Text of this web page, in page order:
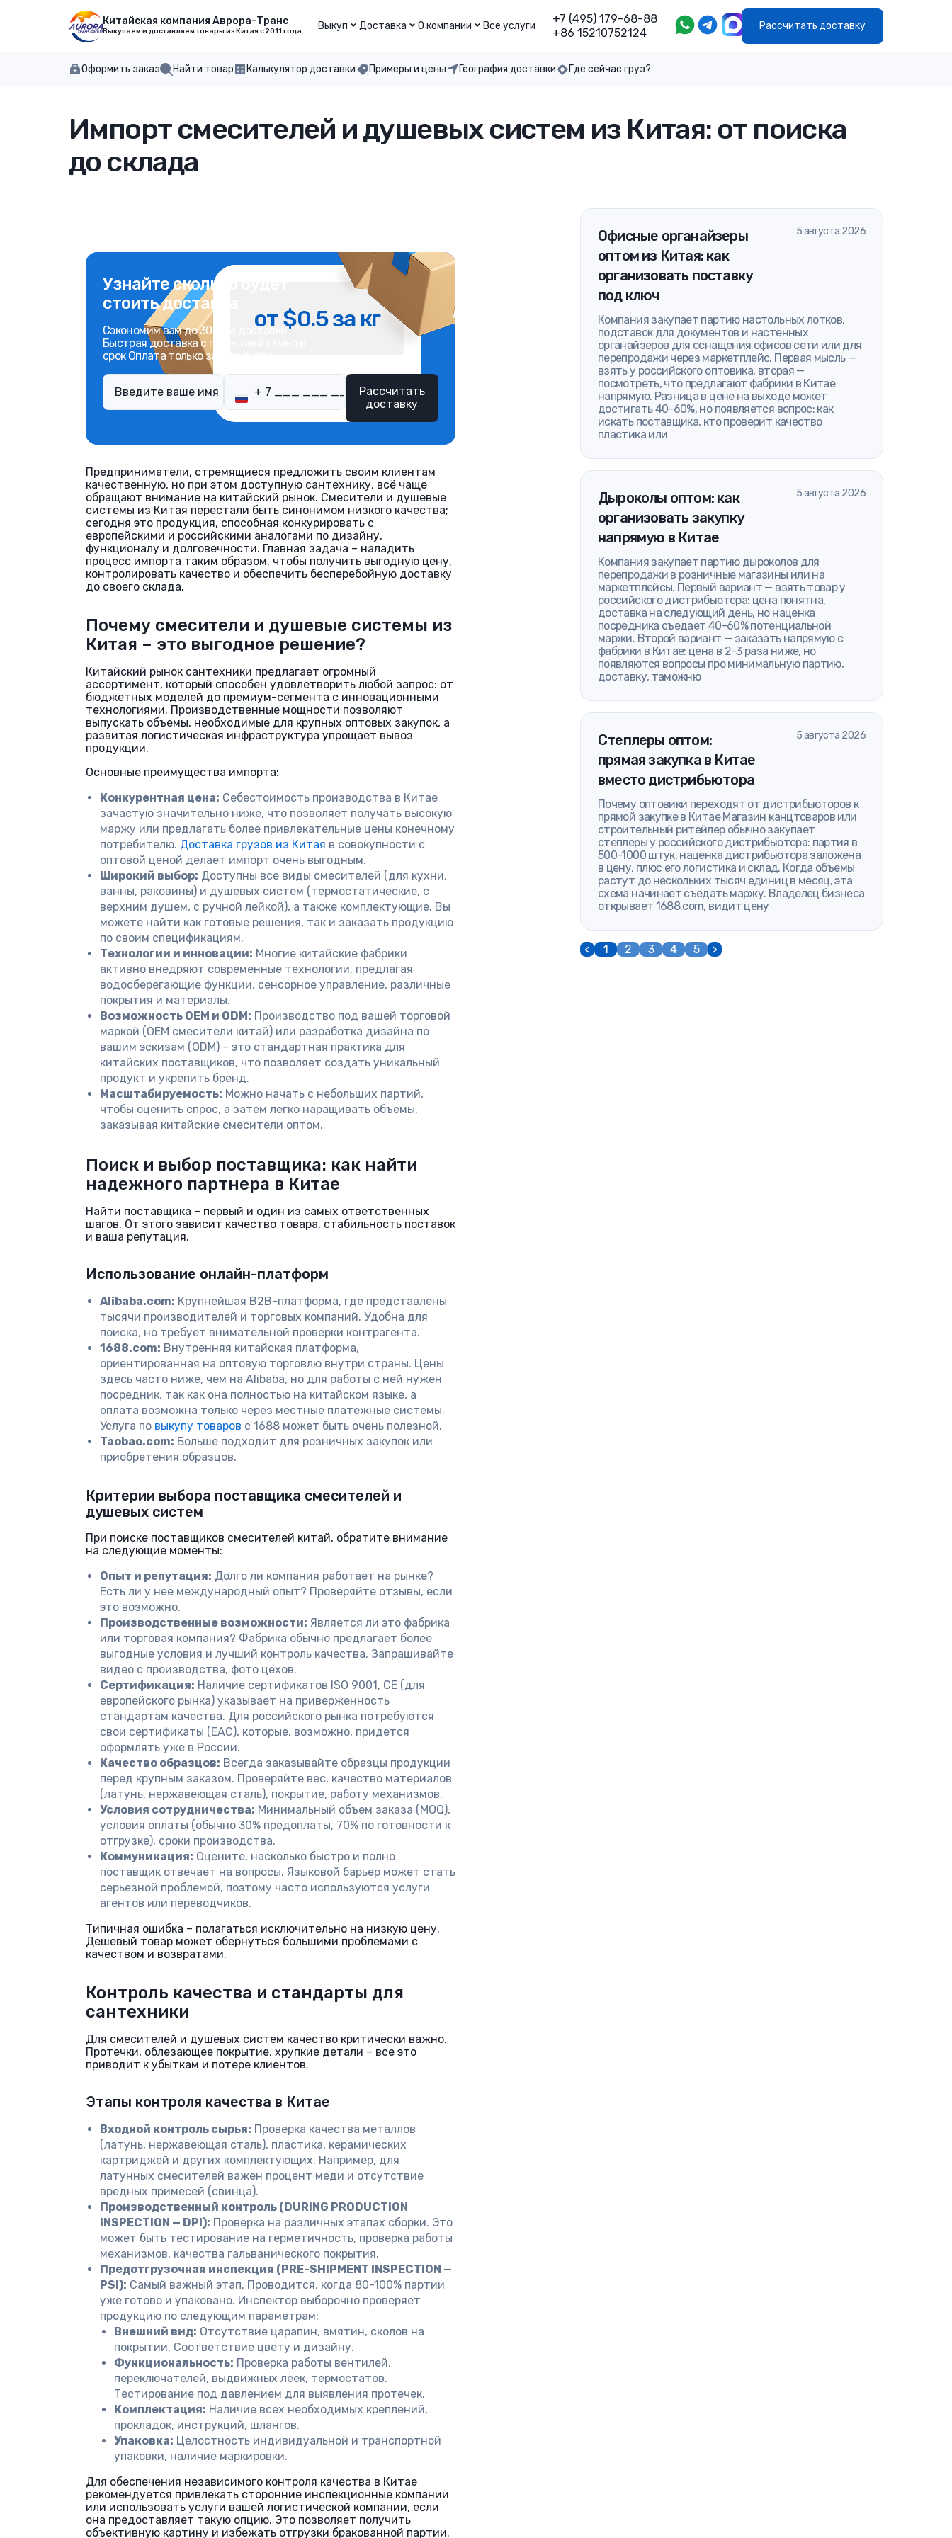
Китайская компания Аврора-Транс
Выкупаем и доставляем товары из Китая с 2011 года Выкуп Доставка О компании Все услуги
+7 (495) 179-68-88
+86 15210752124
Рассчитать доставку
Оформить заказ Найти товар Калькулятор доставки Примеры и цены География доставки Где сейчас груз?
Импорт смесителей и душевых систем из Китая: от поиска
до склада
Узнайте сколько будет
стоить доставка
Сэкономим вам до 30% на доставке
Быстрая доставка с гарантией точно в
срок Оплата только за результат
Рассчитать
доставку
от $0.5 за кг
Предприниматели, стремящиеся предложить своим клиентам
качественную, но при этом доступную сантехнику, всё чаще
обращают внимание на китайский рынок. Смесители и душевые
системы из Китая перестали быть синонимом низкого качества;
сегодня это продукция, способная конкурировать с
европейскими и российскими аналогами по дизайну,
функционалу и долговечности. Главная задача – наладить
процесс импорта таким образом, чтобы получить выгодную цену,
контролировать качество и обеспечить бесперебойную доставку
до своего склада.
Почему смесители и душевые системы из
Китая – это выгодное решение?
Китайский рынок сантехники предлагает огромный
ассортимент, который способен удовлетворить любой запрос: от
бюджетных моделей до премиум-сегмента с инновационными
технологиями. Производственные мощности позволяют
выпускать объемы, необходимые для крупных оптовых закупок, а
развитая логистическая инфраструктура упрощает вывоз
продукции.
Основные преимущества импорта:
Конкурентная цена: Себестоимость производства в Китае
зачастую значительно ниже, что позволяет получать высокую
маржу или предлагать более привлекательные цены конечному
потребителю. Доставка грузов из Китая в совокупности с
оптовой ценой делает импорт очень выгодным.
Широкий выбор: Доступны все виды смесителей (для кухни,
ванны, раковины) и душевых систем (термостатические, с
верхним душем, с ручной лейкой), а также комплектующие. Вы
можете найти как готовые решения, так и заказать продукцию
по своим спецификациям.
Технологии и инновации: Многие китайские фабрики
активно внедряют современные технологии, предлагая
водосберегающие функции, сенсорное управление, различные
покрытия и материалы.
Возможность OEM и ODM: Производство под вашей торговой
маркой (OEM смесители китай) или разработка дизайна по
вашим эскизам (ODM) – это стандартная практика для
китайских поставщиков, что позволяет создать уникальный
продукт и укрепить бренд.
Масштабируемость: Можно начать с небольших партий,
чтобы оценить спрос, а затем легко наращивать объемы,
заказывая китайские смесители оптом.
Поиск и выбор поставщика: как найти
надежного партнера в Китае
Найти поставщика – первый и один из самых ответственных
шагов. От этого зависит качество товара, стабильность поставок
и ваша репутация.
Использование онлайн-платформ
Alibaba.com: Крупнейшая B2B-платформа, где представлены
тысячи производителей и торговых компаний. Удобна для
поиска, но требует внимательной проверки контрагента.
1688.com: Внутренняя китайская платформа,
ориентированная на оптовую торговлю внутри страны. Цены
здесь часто ниже, чем на Alibaba, но для работы с ней нужен
посредник, так как она полностью на китайском языке, а
оплата возможна только через местные платежные системы.
Услуга по выкупу товаров с 1688 может быть очень полезной.
Taobao.com: Больше подходит для розничных закупок или
приобретения образцов.
Критерии выбора поставщика смесителей и
душевых систем
При поиске поставщиков смесителей китай, обратите внимание
на следующие моменты:
Опыт и репутация: Долго ли компания работает на рынке?
Есть ли у нее международный опыт? Проверяйте отзывы, если
это возможно.
Производственные возможности: Является ли это фабрика
или торговая компания? Фабрика обычно предлагает более
выгодные условия и лучший контроль качества. Запрашивайте
видео с производства, фото цехов.
Сертификация: Наличие сертификатов ISO 9001, CE (для
европейского рынка) указывает на приверженность
стандартам качества. Для российского рынка потребуются
свои сертификаты (ЕАС), которые, возможно, придется
оформлять уже в России.
Качество образцов: Всегда заказывайте образцы продукции
перед крупным заказом. Проверяйте вес, качество материалов
(латунь, нержавеющая сталь), покрытие, работу механизмов.
Условия сотрудничества: Минимальный объем заказа (MOQ),
условия оплаты (обычно 30% предоплаты, 70% по готовности к
отгрузке), сроки производства.
Коммуникация: Оцените, насколько быстро и полно
поставщик отвечает на вопросы. Языковой барьер может стать
серьезной проблемой, поэтому часто используются услуги
агентов или переводчиков.
Типичная ошибка – полагаться исключительно на низкую цену.
Дешевый товар может обернуться большими проблемами с
качеством и возвратами.
Контроль качества и стандарты для
сантехники
Для смесителей и душевых систем качество критически важно.
Протечки, облезающее покрытие, хрупкие детали – все это
приводит к убыткам и потере клиентов.
Этапы контроля качества в Китае
Входной контроль сырья: Проверка качества металлов
(латунь, нержавеющая сталь), пластика, керамических
картриджей и других комплектующих. Например, для
латунных смесителей важен процент меди и отсутствие
вредных примесей (свинца).
Производственный контроль (DURING PRODUCTION
INSPECTION — DPI): Проверка на различных этапах сборки. Это
может быть тестирование на герметичность, проверка работы
механизмов, качества гальванического покрытия.
Предотгрузочная инспекция (PRE-SHIPMENT INSPECTION —
PSI): Самый важный этап. Проводится, когда 80-100% партии
уже готово и упаковано. Инспектор выборочно проверяет
продукцию по следующим параметрам:
Внешний вид: Отсутствие царапин, вмятин, сколов на
покрытии. Соответствие цвету и дизайну.
Функциональность: Проверка работы вентилей,
переключателей, выдвижных леек, термостатов.
Тестирование под давлением для выявления протечек.
Комплектация: Наличие всех необходимых креплений,
прокладок, инструкций, шлангов.
Упаковка: Целостность индивидуальной и транспортной
упаковки, наличие маркировки.
Для обеспечения независимого контроля качества в Китае
рекомендуется привлекать сторонние инспекционные компании
или использовать услуги вашей логистической компании, если
она предоставляет такую опцию. Это позволяет получить
объективную картину и избежать отгрузки бракованной партии.
Офисные органайзеры
оптом из Китая: как
организовать поставку
под ключ
5 августа 2026
Компания закупает партию настольных лотков,
подставок для документов и настенных
органайзеров для оснащения офисов сети или для
перепродажи через маркетплейс. Первая мысль —
взять у российского оптовика, вторая —
посмотреть, что предлагают фабрики в Китае
напрямую. Разница в цене на выходе может
достигать 40-60%, но появляется вопрос: как
искать поставщика, кто проверит качество
пластика или
Дыроколы оптом: как
организовать закупку
напрямую в Китае
5 августа 2026
Компания закупает партию дыроколов для
перепродажи в розничные магазины или на
маркетплейсы. Первый вариант — взять товар у
российского дистрибьютора: цена понятна,
доставка на следующий день, но наценка
посредника съедает 40-60% потенциальной
маржи. Второй вариант — заказать напрямую с
фабрики в Китае: цена в 2-3 раза ниже, но
появляются вопросы про минимальную партию,
доставку, таможню
Степлеры оптом:
прямая закупка в Китае
вместо дистрибьютора
5 августа 2026
Почему оптовики переходят от дистрибьюторов к
прямой закупке в Китае Магазин канцтоваров или
строительный ритейлер обычно закупает
степлеры у российского дистрибьютора: партия в
500-1000 штук, наценка дистрибьютора заложена
в цену, плюс его логистика и склад. Когда объемы
растут до нескольких тысяч единиц в месяц, эта
схема начинает съедать маржу. Владелец бизнеса
открывает 1688.com, видит цену
< 1 2 3 4 5 >